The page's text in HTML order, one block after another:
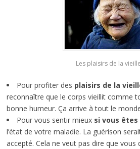
Les plaisirs de la
Pour profiter des plaisirs de la
reconnaître que le corps vieillit comme
bonne humeur. Ça arrive à tout le
Pour vous sentir mieux si vous êtes
l’état de votre maladie. La guérison
accepté. Cela ne veut pas dire que vous